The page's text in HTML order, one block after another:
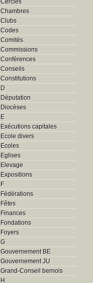
Chambres
Clubs
Codes
Comités
Commissions
Conférences
Conseils
Constitutions
D
Députation
Diocèses
E
Exécutions capitales
Ecole divers
Ecoles
Eglises
Elevage
Expositions
F
Fédérations
Fêtes
Finances
Fondations
Foyers
G
Gouvernement BE
Gouvernement JU
Grand-Conseil bernois
H